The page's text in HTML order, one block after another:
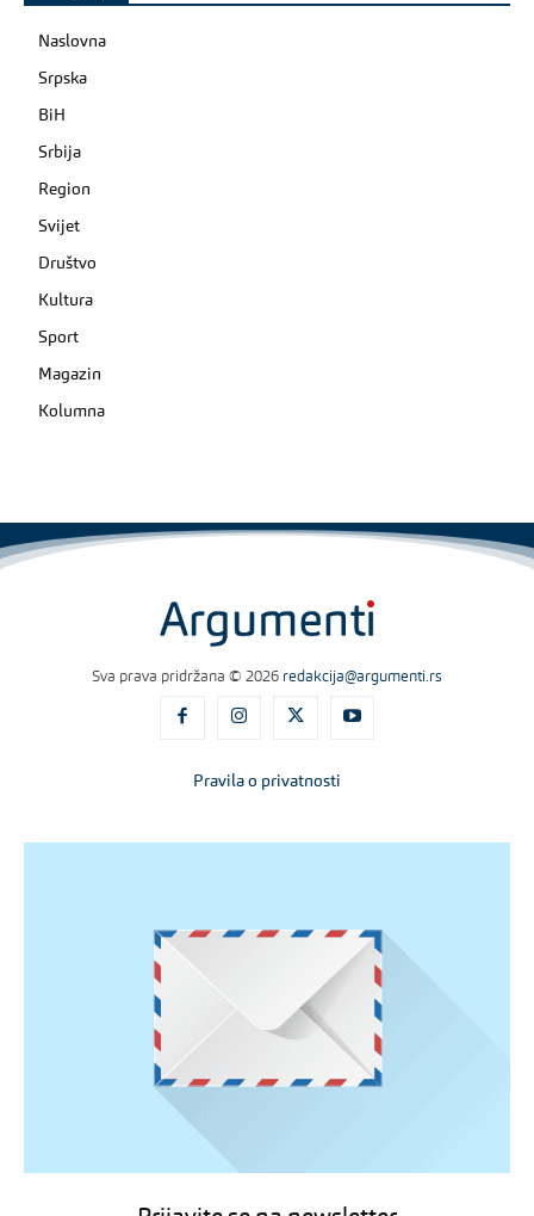
Naslovna
Srpska
BiH
Srbija
Region
Svijet
Društvo
Kultura
Sport
Magazin
Kolumna
Sva prava pridržana © 2026 redakcija@argumenti.rs
Pravila o privatnosti